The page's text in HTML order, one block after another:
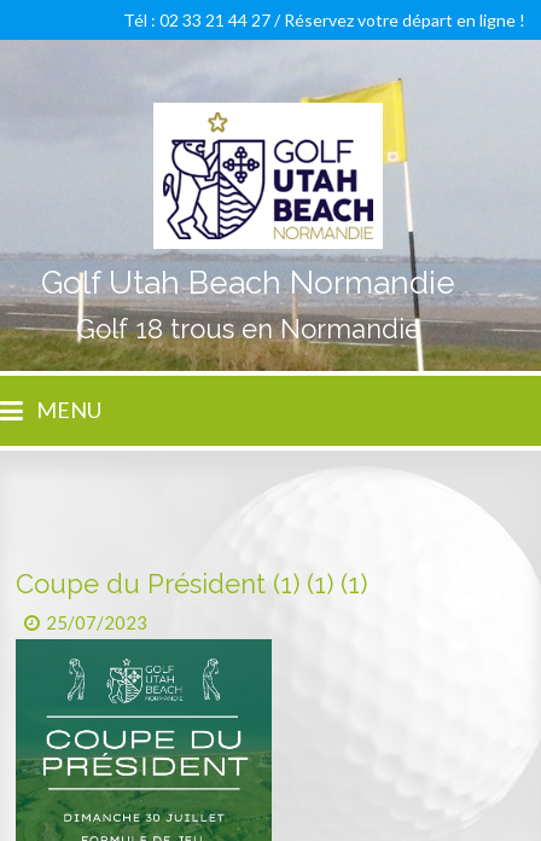
Golf Utah Beach Normandie
Golf 18 trous en Normandie
Tél : 02 33 21 44 27 /Réservez votre départ en ligne !
MENU
Coupe du Président (1) (1) (1)
25/07/2023